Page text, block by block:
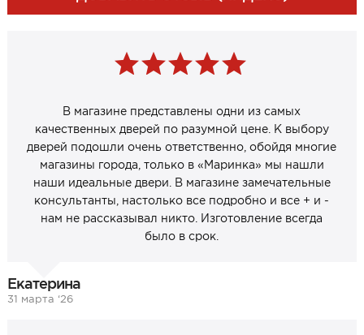
В магазине представлены одни из самых
качественных дверей по разумной цене. К выбору
дверей подошли очень ответственно, обойдя многие
магазины города, только в «Маринка» мы нашли
наши идеальные двери. В магазине замечательные
консультанты, настолько все подробно и все + и -
нам не рассказывал никто. Изготовление всегда
было в срок.
Екатерина
31 марта ‘26